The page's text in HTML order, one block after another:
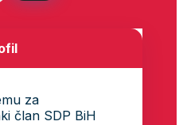
za
član SDP BiH